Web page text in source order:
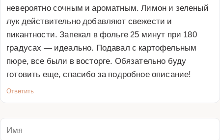
невероятно сочным и ароматным. Лимон и зеленый
лук действительно добавляют свежести и
пикантности. Запекал в фольге 25 минут при 180
градусах — идеально. Подавал с картофельным
пюре, все были в восторге. Обязательно буду
готовить еще, спасибо за подробное описание!
Ответить